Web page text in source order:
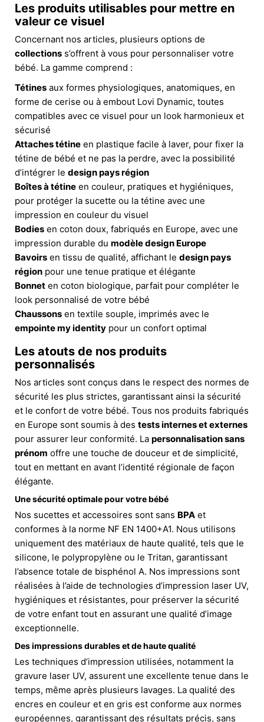
Les produits utilisables pour mettre en
valeur ce visuel
Concernant nos articles, plusieurs options de
collections s’offrent à vous pour personnaliser votre
bébé. La gamme comprend :
Tétines aux formes physiologiques, anatomiques, en
forme de cerise ou à embout Lovi Dynamic, toutes
compatibles avec ce visuel pour un look harmonieux et
sécurisé
Attaches tétine en plastique facile à laver, pour fixer la
tétine de bébé et ne pas la perdre, avec la possibilité
d’intégrer le design pays région
Boîtes à tétine en couleur, pratiques et hygiéniques,
pour protéger la sucette ou la tétine avec une
impression en couleur du visuel
Bodies en coton doux, fabriqués en Europe, avec une
impression durable du modèle design Europe
Bavoirs en tissu de qualité, affichant le design pays
région pour une tenue pratique et élégante
Bonnet en coton biologique, parfait pour compléter le
look personnalisé de votre bébé
Chaussons en textile souple, imprimés avec le
empointe my identity pour un confort optimal
Les atouts de nos produits
personnalisés
Nos articles sont conçus dans le respect des normes de
sécurité les plus strictes, garantissant ainsi la sécurité
et le confort de votre bébé. Tous nos produits fabriqués
en Europe sont soumis à des tests internes et externes
pour assurer leur conformité. La personnalisation sans
prénom offre une touche de douceur et de simplicité,
tout en mettant en avant l’identité régionale de façon
élégante.
Une sécurité optimale pour votre bébé
Nos sucettes et accessoires sont sans BPA et
conformes à la norme NF EN 1400+A1. Nous utilisons
uniquement des matériaux de haute qualité, tels que le
silicone, le polypropylène ou le Tritan, garantissant
l’absence totale de bisphénol A. Nos impressions sont
réalisées à l’aide de technologies d’impression laser UV,
hygiéniques et résistantes, pour préserver la sécurité
de votre enfant tout en assurant une qualité d’image
exceptionnelle.
Des impressions durables et de haute qualité
Les techniques d’impression utilisées, notamment la
gravure laser UV, assurent une excellente tenue dans le
temps, même après plusieurs lavages. La qualité des
encres en couleur et en gris est conforme aux normes
européennes, garantissant des résultats précis, sans